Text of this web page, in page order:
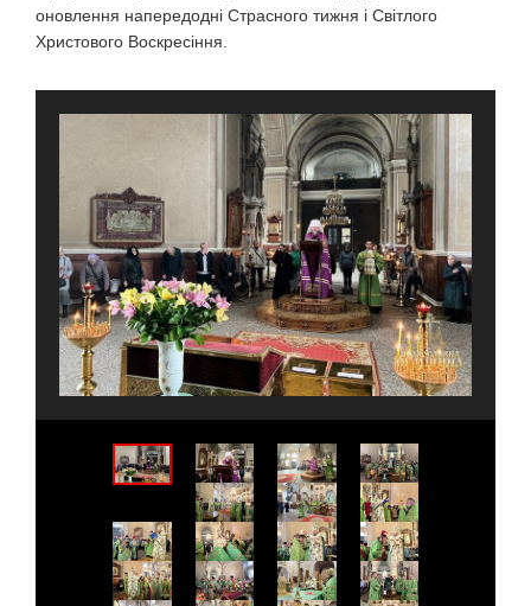
оновлення напередодні Страсного тижня і Світлого
Христового Воскресіння.